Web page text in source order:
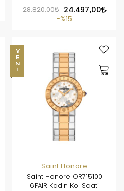
28.820,00
24.497,00
%15
YENI
Saint Honore
Saint Honore OR715100
6FAIR Kadın Kol Saati